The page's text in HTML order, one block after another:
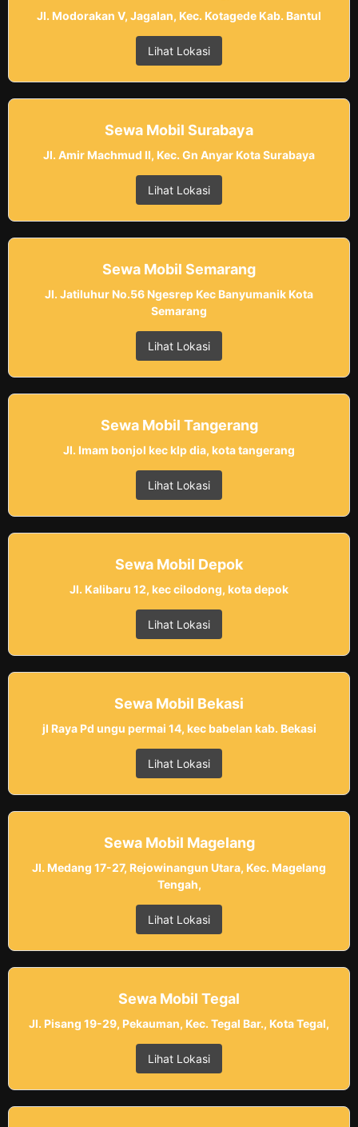
Jl. Modorakan V, Jagalan, Kec. Kotagede Kab. Bantul
Lihat Lokasi
Sewa Mobil Surabaya
Jl. Amir Machmud II, Kec. Gn Anyar Kota Surabaya
Lihat Lokasi
Sewa Mobil Semarang
Jl. Jatiluhur No.56 Ngesrep Kec Banyumanik Kota
Semarang
Lihat Lokasi
Sewa Mobil Tangerang
Jl. Imam bonjol kec klp dia, kota tangerang
Lihat Lokasi
Sewa Mobil Depok
Jl. Kalibaru 12, kec cilodong, kota depok
Lihat Lokasi
Sewa Mobil Bekasi
jl Raya Pd ungu permai 14, kec babelan kab. Bekasi
Lihat Lokasi
Sewa Mobil Magelang
Jl. Medang 17-27, Rejowinangun Utara, Kec. Magelang
Tengah,
Lihat Lokasi
Sewa Mobil Tegal
Jl. Pisang 19-29, Pekauman, Kec. Tegal Bar., Kota Tegal,
Lihat Lokasi